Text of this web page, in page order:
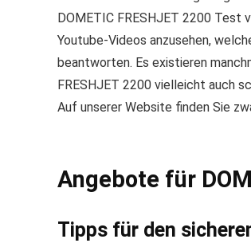
DOMETIC FRESHJET 2200 Test
Youtube-Videos anzusehen,
beantworten. Es existieren
FRESHJET 2200 vielleicht auch
Auf unserer Website finden Sie
Angebote für
Tipps für den